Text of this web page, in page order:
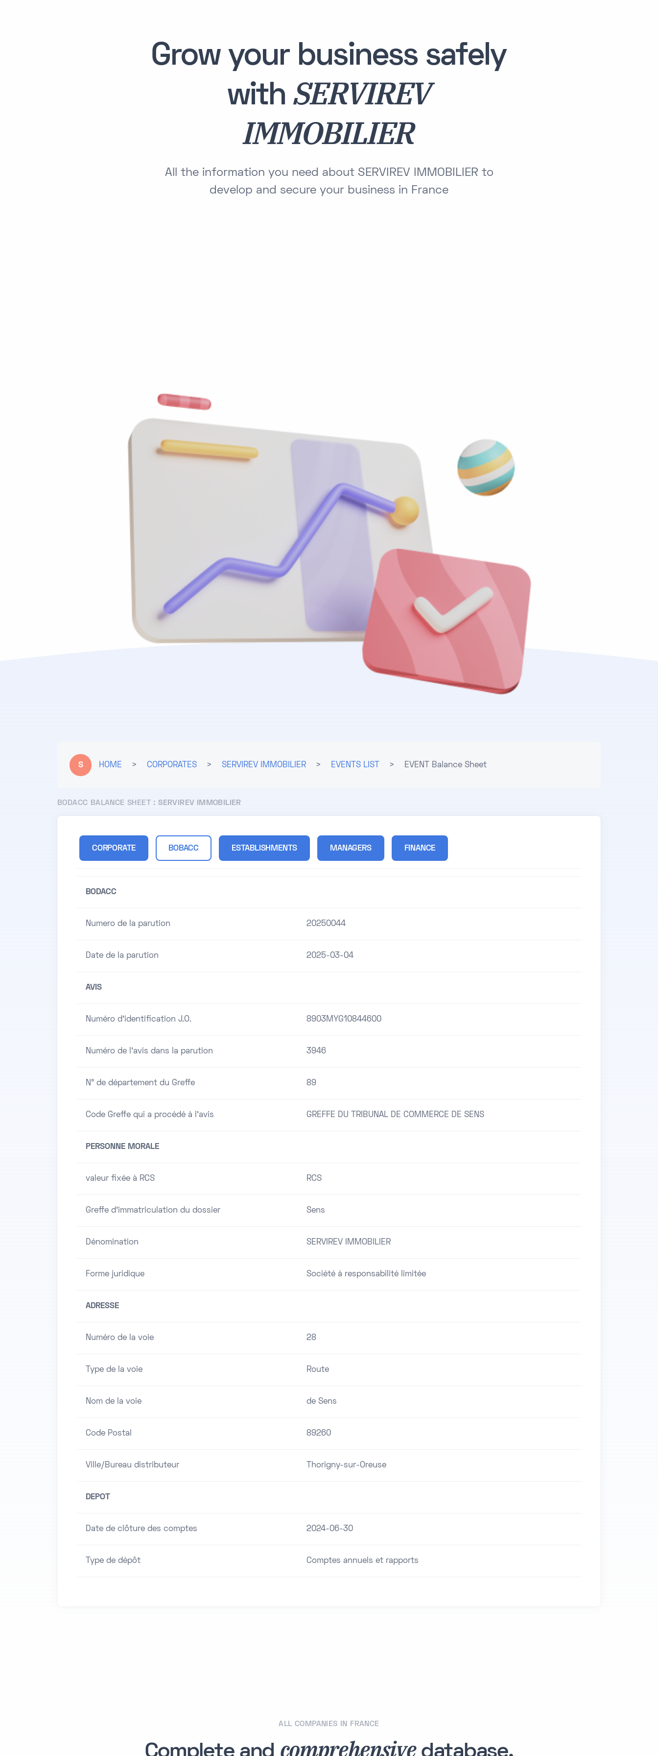
Grow your business safely
withSERVIREV
IMMOBILIER
All the information you need about SERVIREV IMMOBILIER to
develop and secure your business in France
S HOME > CORPORATES > SERVIREV IMMOBILIER > EVENTS LIST > EVENT Balance Sheet
BODACC BALANCE SHEET :SERVIREV IMMOBILIER
CORPORATE BOBACC ESTABLISHMENTS MANAGERS FINANCE
BODACC
Numero de la parution 20250044
Date de la parution 2025-03-04
AVIS
Numéro d'identification J.O. 8903MYG10844600
Numéro de l'avis dans la parution 3946
N° de département du Greffe 89
Code Greffe qui a procédé à l'avis GREFFE DU TRIBUNAL DE COMMERCE DE SENS
PERSONNE MORALE
valeur fixée à RCS RCS
Greffe d'immatriculation du dossier Sens
Dénomination SERVIREV IMMOBILIER
Forme juridique Société à responsabilité limitée
ADRESSE
Numéro de la voie 28
Type de la voie Route
Nom de la voie de Sens
Code Postal 89260
Ville/Bureau distributeur Thorigny-sur-Oreuse
DEPOT
Date de clôture des comptes 2024-06-30
Type de dépôt Comptes annuels et rapports
ALL COMPANIES IN FRANCE
comprehensive